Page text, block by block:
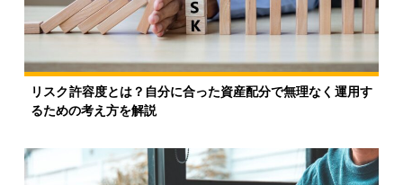
リスク許容度とは？自分に合った資産配分で無理なく運用す
るための考え方を解説